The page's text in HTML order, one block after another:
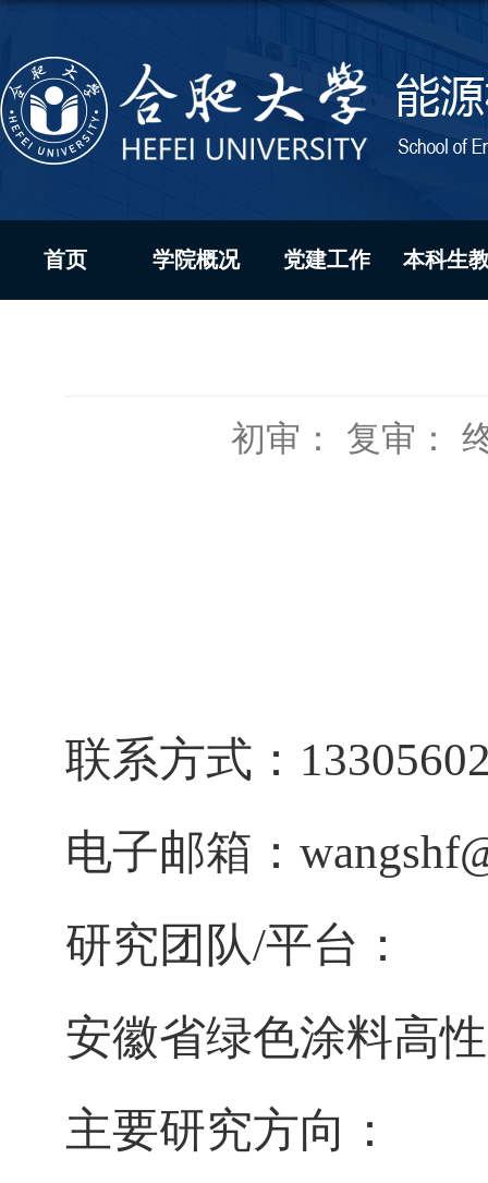
首页 学院概况 党建工作 本科生
初审： 复审：
联系方式：
电子邮箱：
研究团队/平台：
安徽省绿色涂料高
主要研究方向：